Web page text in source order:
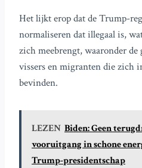
Het lijkt erop dat de Trump-
normaliseren dat illegaal is,
zich meebrengt, waaronder de
vissers en migranten die zich
bevinden.
LEZEN Biden: Geen
vooruitgang in schone
Trump-presidentschap